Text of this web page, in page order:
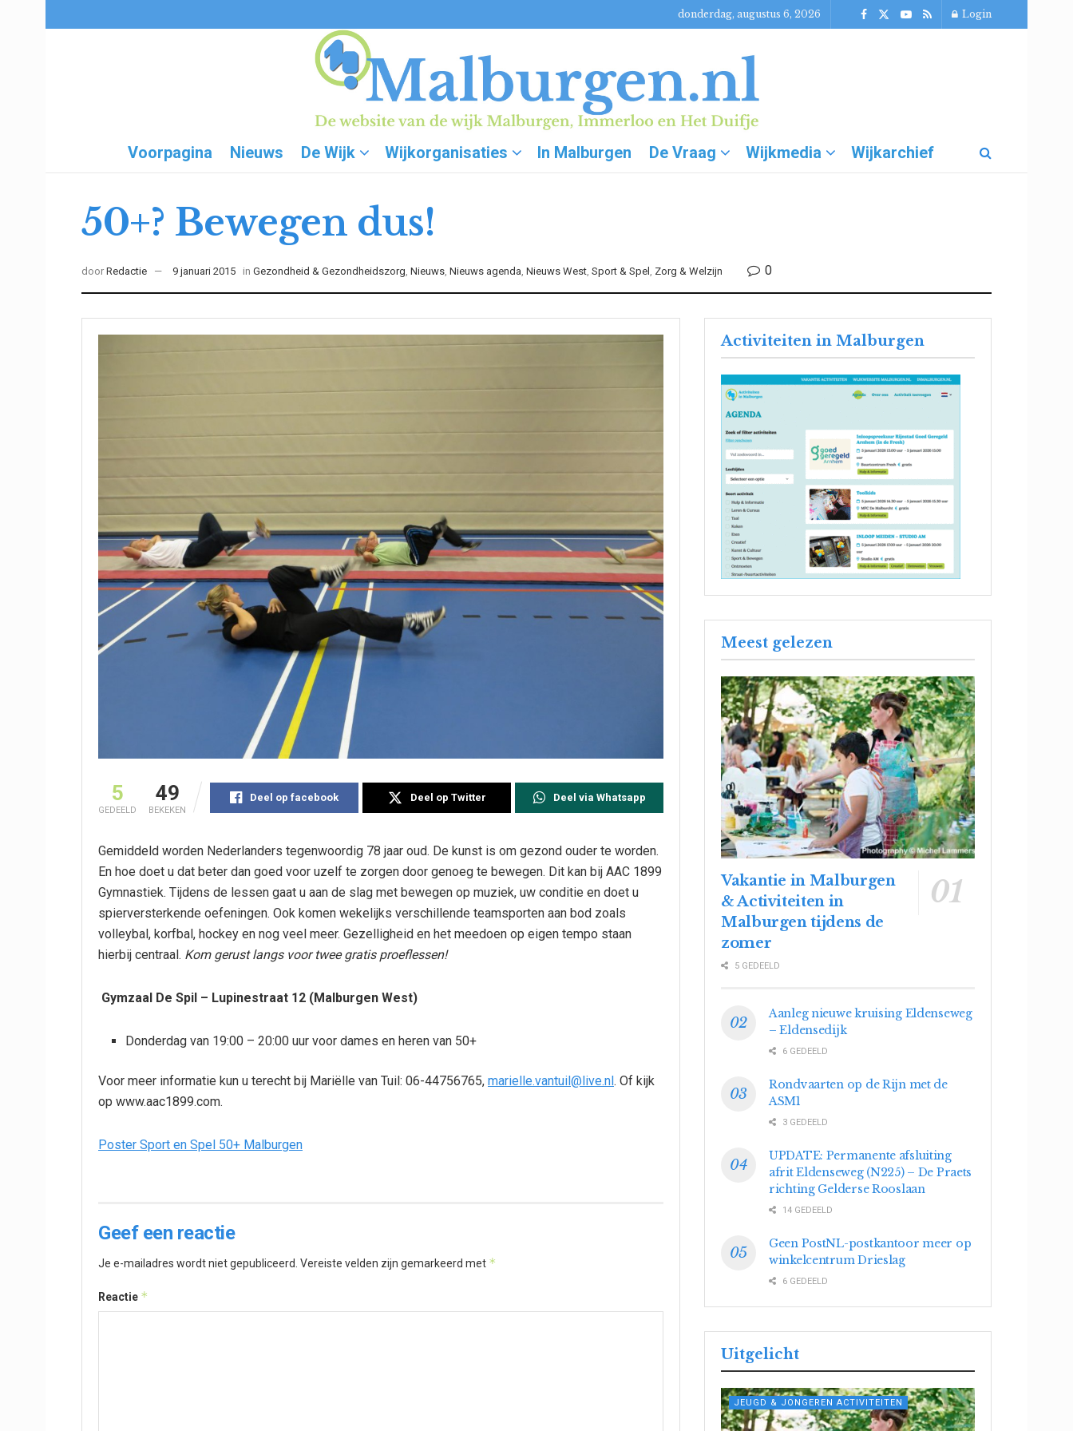
donderdag, augustus 6, 2026 Login
Voorpagina Nieuws De Wijk Wijkorganisaties In Malburgen De Vraag Wijkmedia Wijkarchief
50+? Bewegen dus!
door Redactie 9 januari 2015 in Gezondheid & Gezondheidszorg, Nieuws, Nieuws agenda, Nieuws West, Sport & Spel , Zorg & Welzijn 0
5
GEDEELD
49
BEKEKEN
Deel op facebook Deel op Twitter Deel via Whatsapp
Gemiddeld worden Nederlanders tegenwoordig 78 jaar oud. De kunst is om gezond ouder te worden.
En hoe doet u dat beter dan goed voor uzelf te zorgen door genoeg te bewegen. Dit kan bij AAC 1899
Gymnastiek. Tijdens de lessen gaat u aan de slag met bewegen op muziek, uw conditie en doet u
spierversterkende oefeningen. Ook komen wekelijks verschillende teamsporten aan bod zoals
volleybal, korfbal, hockey en nog veel meer. Gezelligheid en het meedoen op eigen tempo staan
hierbij centraal. Kom gerust langs voor twee gratis proeflessen!
Gymzaal De Spil – Lupinestraat 12 (Malburgen West)
Donderdag van 19:00 – 20:00 uur voor dames en heren van 50+
Voor meer informatie kun u terecht bij Mariëlle van Tuil: 06-44756765, marielle.vantuil@live.nl . Of kijk
op www.aac1899.com.
Poster Sport en Spel 50+ Malburgen
Geef een reactie
Je e-mailadres wordt niet gepubliceerd. Vereiste velden zijn gemarkeerd met *
Reactie *
Activiteiten in Malburgen
Meest gelezen
Vakantie in Malburgen
& Activiteiten in
Malburgen tijdens de
zomer
5 GEDEELD
Aanleg nieuwe kruising Eldenseweg
– Eldensedijk
6 GEDEELD
Rondvaarten op de Rijn met de
ASM1
3 GEDEELD
UPDATE: Permanente afsluiting
afrit Eldenseweg (N225) – De Praets
richting Gelderse Rooslaan
14 GEDEELD
Geen PostNL-postkantoor meer op
winkelcentrum Drieslag
6 GEDEELD
Uitgelicht
JEUGD & JONGEREN ACTIVITEITEN